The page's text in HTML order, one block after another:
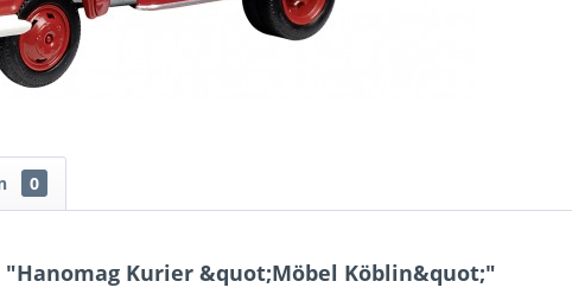
0
Kurier &quot;Möbel Köblin&quot;"